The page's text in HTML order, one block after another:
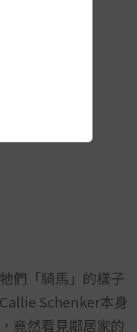
們「騎馬」的樣子
Schenker本身
竟然看見鄰居家的